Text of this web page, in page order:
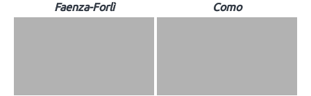
Faenza-Forlì Como